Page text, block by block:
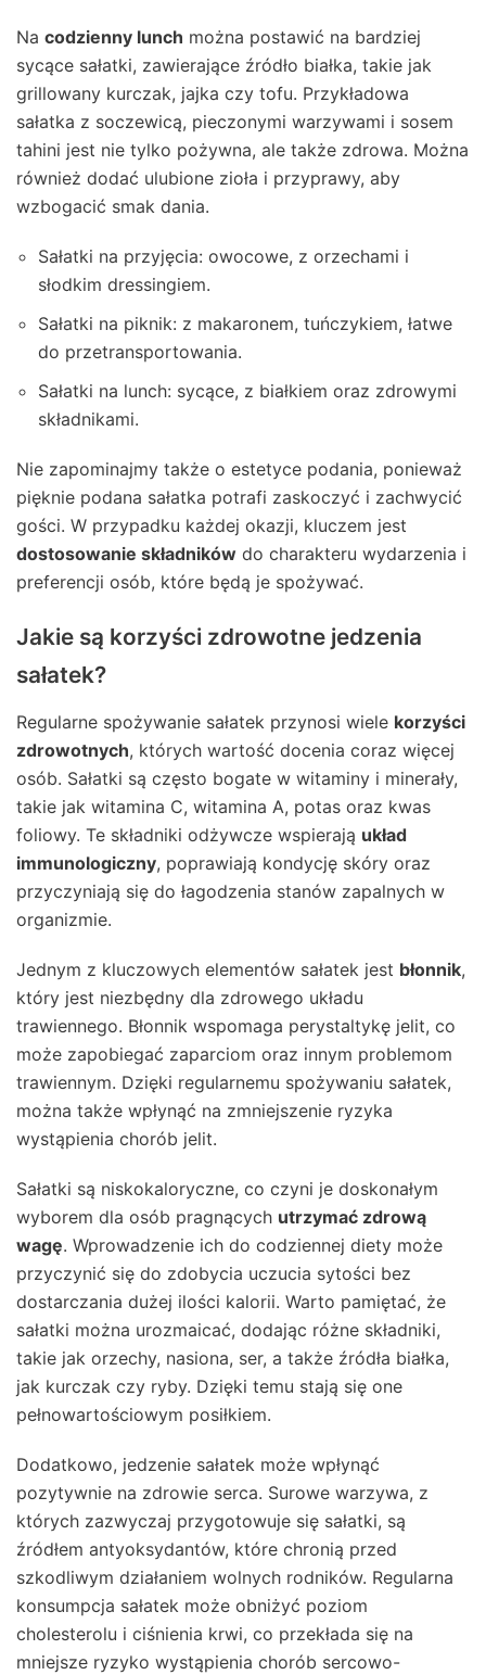
Na codzienny lunch można postawić na bardziej
sycące sałatki, zawierające źródło białka, takie jak
grillowany kurczak, jajka czy tofu. Przykładowa
sałatka z soczewicą, pieczonymi warzywami i sosem
tahini jest nie tylko pożywna, ale także zdrowa. Można
również dodać ulubione zioła i przyprawy, aby
wzbogacić smak dania.
Sałatki na przyjęcia: owocowe, z orzechami i
słodkim dressingiem.
Sałatki na piknik: z makaronem, tuńczykiem, łatwe
do przetransportowania.
Sałatki na lunch: sycące, z białkiem oraz zdrowymi
składnikami.
Nie zapominajmy także o estetyce podania, ponieważ
pięknie podana sałatka potrafi zaskoczyć i zachwycić
gości. W przypadku każdej okazji, kluczem jest
dostosowanie składników do charakteru wydarzenia i
preferencji osób, które będą je spożywać.
Jakie są korzyści zdrowotne jedzenia
sałatek?
Regularne spożywanie sałatek przynosi wiele korzyści
zdrowotnych, których wartość docenia coraz więcej
osób. Sałatki są często bogate w witaminy i minerały,
takie jak witamina C, witamina A, potas oraz kwas
foliowy. Te składniki odżywcze wspierają układ
immunologiczny, poprawiają kondycję skóry oraz
przyczyniają się do łagodzenia stanów zapalnych w
organizmie.
Jednym z kluczowych elementów sałatek jest błonnik,
który jest niezbędny dla zdrowego układu
trawiennego. Błonnik wspomaga perystaltykę jelit, co
może zapobiegać zaparciom oraz innym problemom
trawiennym. Dzięki regularnemu spożywaniu sałatek,
można także wpłynąć na zmniejszenie ryzyka
wystąpienia chorób jelit.
Sałatki są niskokaloryczne, co czyni je doskonałym
wyborem dla osób pragnących utrzymać zdrową
wagę. Wprowadzenie ich do codziennej diety może
przyczynić się do zdobycia uczucia sytości bez
dostarczania dużej ilości kalorii. Warto pamiętać, że
sałatki można urozmaicać, dodając różne składniki,
takie jak orzechy, nasiona, ser, a także źródła białka,
jak kurczak czy ryby. Dzięki temu stają się one
pełnowartościowym posiłkiem.
Dodatkowo, jedzenie sałatek może wpłynąć
pozytywnie na zdrowie serca. Surowe warzywa, z
których zazwyczaj przygotowuje się sałatki, są
źródłem antyoksydantów, które chronią przed
szkodliwym działaniem wolnych rodników. Regularna
konsumpcja sałatek może obniżyć poziom
cholesterolu i ciśnienia krwi, co przekłada się na
mniejsze ryzyko wystąpienia chorób sercowo-